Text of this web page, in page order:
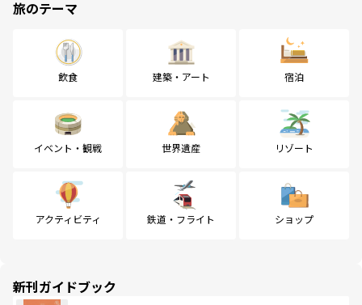
旅のテーマ
飲食 建築・アート 宿泊
イベント・観戦 世界遺産 リゾート
アクティビティ 鉄道・フライト ショップ
新刊ガイドブック